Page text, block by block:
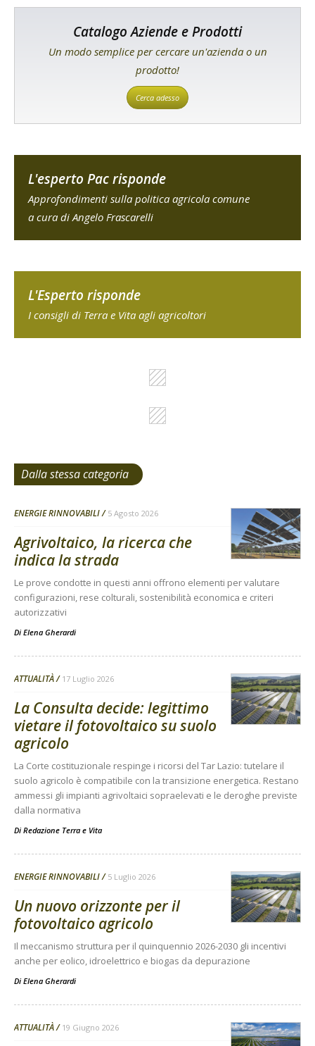
Catalogo Aziende e Prodotti
Un modo semplice per cercare un'azienda o un
prodotto!
Cerca adesso
L'esperto Pac risponde
Approfondimenti sulla politica agricola comune
a cura di Angelo Frascarelli
L'Esperto risponde
I consigli di Terra e Vita agli agricoltori
Dalla stessa categoria
ENERGIE RINNOVABILI 5 Agosto 2026
Agrivoltaico, la ricerca che
indica la strada
Le prove condotte in questi anni offrono elementi per valutare
configurazioni, rese colturali, sostenibilità economica e criteri
autorizzativi
Di Elena Gherardi
ATTUALITÀ 17 Luglio 2026
La Consulta decide: legittimo
vietare il fotovoltaico su suolo
agricolo
La Corte costituzionale respinge i ricorsi del Tar Lazio: tutelare il
suolo agricolo è compatibile con la transizione energetica. Restano
ammessi gli impianti agrivoltaici sopraelevati e le deroghe previste
dalla normativa
Di Redazione Terra e Vita
ENERGIE RINNOVABILI 5 Luglio 2026
Un nuovo orizzonte per il
fotovoltaico agricolo
Il meccanismo struttura per il quinquennio 2026-2030 gli incentivi
anche per eolico, idroelettrico e biogas da depurazione
Di Elena Gherardi
ATTUALITÀ 19 Giugno 2026